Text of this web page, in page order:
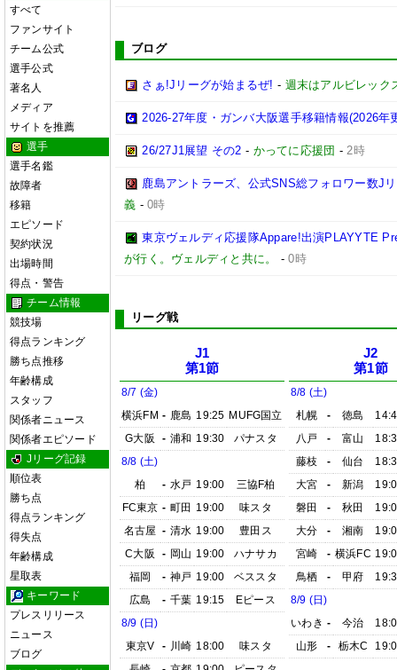
すべて
ファンサイト
チーム公式
選手公式
著名人
メディア
サイトを推薦
選手
選手名鑑
故障者
移籍
エピソード
契約状況
出場時間
得点・警告
チーム情報
競技場
得点ランキング
勝ち点推移
年齢構成
スタッフ
関係者ニュース
関係者エピソード
Jリーグ記録
順位表
勝ち点
得点ランキング
得失点
年齢構成
星取表
キーワード
プレスリリース
ニュース
ブログ
ブログ
さぁ!Jリーグが始まるぜ! - 週末はアルビレック
2026-27年度・ガンバ大阪選手移籍情報(2026年
26/27J1展望 その2 - かってに応援団 -2時
鹿島アントラーズ、公式SNS総フォロワー数J
義 -0時
東京ヴェルディ応援隊Appare!出演PLAYYTE
が行く。ヴェルディと共に。
-0時
リーグ戦
J1
第1節
8/7 (金)
横浜FM - 鹿島 19:25 MUFG国立
G大阪
- 浦和 19:30
パナスタ
8/8 (土)
柏
- 水戸 19:00
三協F柏
FC東京 - 町田 19:00
味スタ
名古屋 - 清水 19:00
豊田ス
C大阪
- 岡山 19:00
ハナサカ
福岡
- 神戸 19:00
ベススタ
広島
- 千葉 19:15
Eピース
8/9 (日)
東京V
- 川崎 18:00
味スタ
J2
第1節
8/8 (土)
札幌
- 徳島
八戸
- 富山
藤枝
- 仙台
大宮
- 新潟
磐田
- 秋田
大分
- 湘南
宮崎
- 横浜FC
鳥栖
- 甲府
8/9 (日)
いわき - 今治
山形
- 栃木C